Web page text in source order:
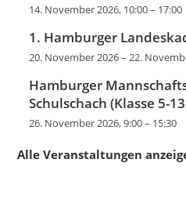
14. November 2026, 10:00– 17:00
1. Hamburger
20. November 2026–22.
Hamburger
Schulschach (Klasse 5-
26. November 2026, 9:00– 15:30
Alle Veranstaltungen